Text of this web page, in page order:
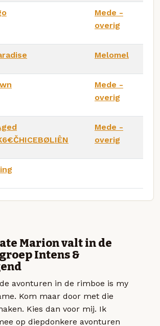
Mede -
overig
Melomel
Mede -
overig
Mede -
overig
Marion valt in de
Intens &
avonturen in de rimboe is my
Kom maar door met die
Kies dan voor mij. Ik
op diepdonkere avonturen